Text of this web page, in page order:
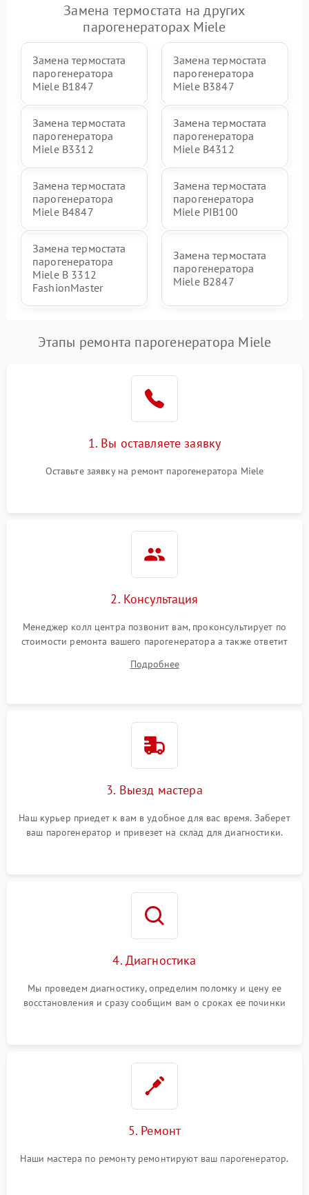
Замена термостата на других
парогенераторах Miele
Замена термостата
парогенератора
Miele B1847
Замена термостата
парогенератора
Miele B3847
Замена термостата
парогенератора
Miele B3312
Замена термостата
парогенератора
Miele B4312
Замена термостата
парогенератора
Miele B4847
Замена термостата
парогенератора
Miele PIB100
Замена термостата
парогенератора
Miele B 3312
FashionMaster
Замена термостата
парогенератора
Miele B2847
Этапы ремонта парогенератора Miele
1. Вы оставляете заявку
Оставьте заявку на ремонт парогенератора Miele
2. Консультация
Менеджер колл центра позвонит вам, проконсультирует по
стоимости ремонта вашего парогенератора а также ответит
Подробнее
3. Выезд мастера
Наш курьер приедет к вам в удобное для вас время. Заберет
ваш парогенератор и привезет на склад для диагностики.
4. Диагностика
Мы проведем диагностику, определим поломку и цену ее
восстановления и сразу сообщим вам о сроках ее починки
5. Ремонт
Наши мастера по ремонту ремонтируют ваш парогенератор.